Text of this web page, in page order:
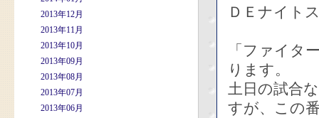
2013年12月
2013年11月
2013年10月
2013年09月
2013年08月
2013年07月
2013年06月
ＤＥナイト
「ファイタ
ります。
土日の試合
すが、この